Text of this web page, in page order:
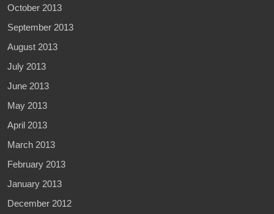
October 2013
September 2013
August 2013
July 2013
June 2013
May 2013
April 2013
March 2013
February 2013
January 2013
December 2012